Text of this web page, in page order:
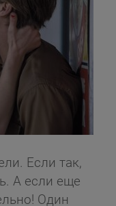
Если так,
А если еще
Один